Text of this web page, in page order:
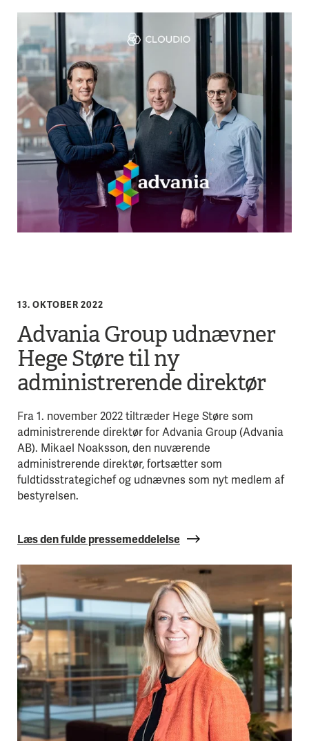
13. OKTOBER 2022
Advania Group udnævner
Hege Støre til ny
administrerende direktør
Fra 1. november 2022 tiltræder Hege Støre som
administrerende direktør for Advania Group (Advania
AB). Mikael Noaksson, den nuværende
administrerende direktør, fortsætter som
fuldtidsstrategichef og udnævnes som nyt medlem af
bestyrelsen.
Læs den fulde pressemeddelelse